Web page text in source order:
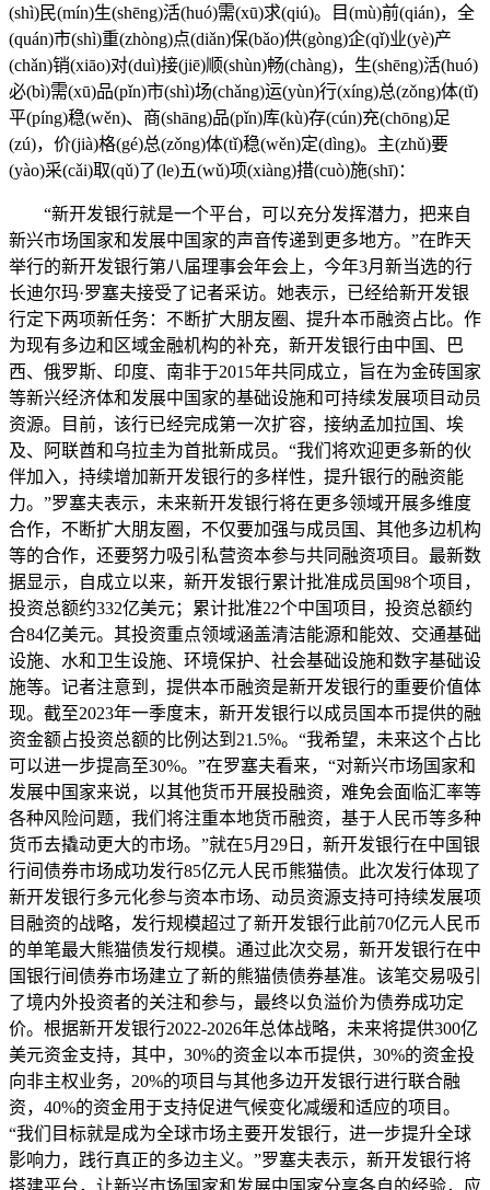
(shì)民(mín)生(shēng)活(huó)需(xū)求(qiú)。目(mù)前(qián)，全
(quán)市(shì)重(zhòng)点(diǎn)保(bǎo)供(gòng)企(qǐ)业(yè)产
(chǎn)销(xiāo)对(duì)接(jiē)顺(shùn)畅(chàng)，生(shēng)活(huó)
必(bì)需(xū)品(pǐn)市(shì)场(chǎng)运(yùn)行(xíng)总(zǒng)体(tǐ)
平(píng)稳(wěn)、商(shāng)品(pǐn)库(kù)存(cún)充(chōng)足
(zú)，价(jià)格(gé)总(zǒng)体(tǐ)稳(wěn)定(dìng)。主(zhǔ)要
(yào)采(cǎi)取(qǔ)了(le)五(wǔ)项(xiàng)措(cuò)施(shī)：
“新开发银行就是一个平台，可以充分发挥潜力，把来自
新兴市场国家和发展中国家的声音传递到更多地方。”在昨天
举行的新开发银行第八届理事会年会上，今年3月新当选的行
长迪尔玛·罗塞夫接受了记者采访。她表示，已经给新开发银
行定下两项新任务：不断扩大朋友圈、提升本币融资占比。作
为现有多边和区域金融机构的补充，新开发银行由中国、巴
西、俄罗斯、印度、南非于2015年共同成立，旨在为金砖国家
等新兴经济体和发展中国家的基础设施和可持续发展项目动员
资源。目前，该行已经完成第一次扩容，接纳孟加拉国、埃
及、阿联酋和乌拉圭为首批新成员。“我们将欢迎更多新的伙
伴加入，持续增加新开发银行的多样性，提升银行的融资能
力。”罗塞夫表示，未来新开发银行将在更多领域开展多维度
合作，不断扩大朋友圈，不仅要加强与成员国、其他多边机构
等的合作，还要努力吸引私营资本参与共同融资项目。最新数
据显示，自成立以来，新开发银行累计批准成员国98个项目，
投资总额约332亿美元；累计批准22个中国项目，投资总额约
合84亿美元。其投资重点领域涵盖清洁能源和能效、交通基础
设施、水和卫生设施、环境保护、社会基础设施和数字基础设
施等。记者注意到，提供本币融资是新开发银行的重要价值体
现。截至2023年一季度末，新开发银行以成员国本币提供的融
资金额占投资总额的比例达到21.5%。“我希望，未来这个占比
可以进一步提高至30%。”在罗塞夫看来，“对新兴市场国家和
发展中国家来说，以其他货币开展投融资，难免会面临汇率等
各种风险问题，我们将注重本地货币融资，基于人民币等多种
货币去撬动更大的市场。”就在5月29日，新开发银行在中国银
行间债券市场成功发行85亿元人民币熊猫债。此次发行体现了
新开发银行多元化参与资本市场、动员资源支持可持续发展项
目融资的战略，发行规模超过了新开发银行此前70亿元人民币
的单笔最大熊猫债发行规模。通过此次交易，新开发银行在中
国银行间债券市场建立了新的熊猫债债券基准。该笔交易吸引
了境内外投资者的关注和参与，最终以负溢价为债券成功定
价。根据新开发银行2022-2026年总体战略，未来将提供300亿
美元资金支持，其中，30%的资金以本币提供，30%的资金投
向非主权业务，20%的项目与其他多边开发银行进行联合融
资，40%的资金用于支持促进气候变化减缓和适应的项目。
“我们目标就是成为全球市场主要开发银行，进一步提升全球
影响力，践行真正的多边主义。”罗塞夫表示，新开发银行将
搭建平台，让新兴市场国家和发展中国家分享各自的经验，应